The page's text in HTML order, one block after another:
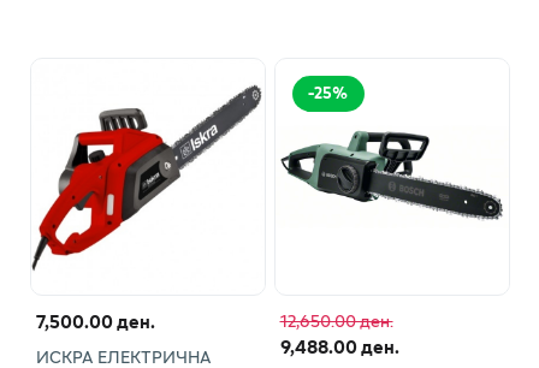
7,500.00 ден.
ИСКРА ЕЛЕКТРИЧНА
-25%
12,650.00 ден.
9,488.00 ден.